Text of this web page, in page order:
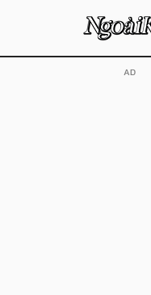
​AD